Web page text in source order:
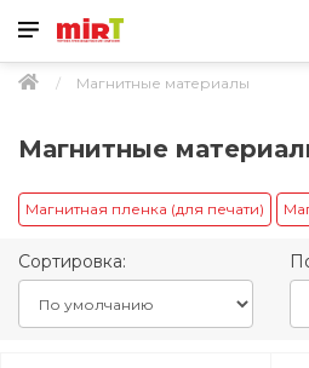
Магнитные материалы
Магнитные
Магнитная пленка (для печати)
Сортировка: